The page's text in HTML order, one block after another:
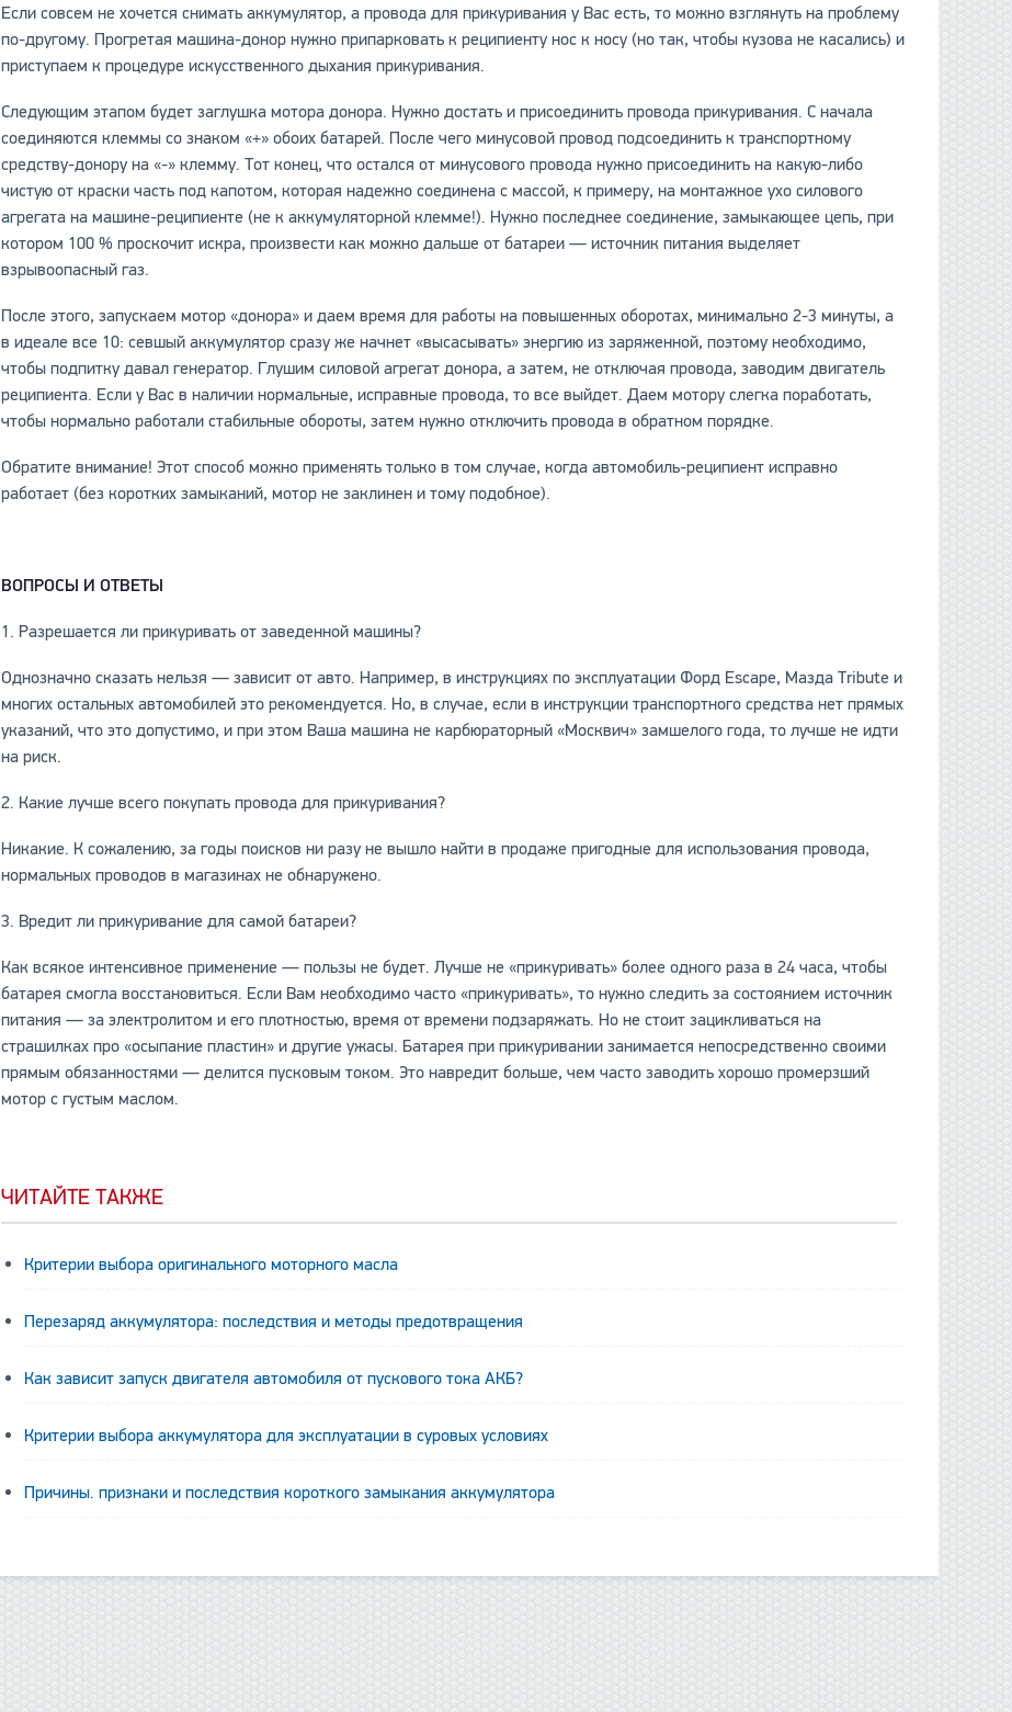
Если совсем не хочется снимать аккумулятор, а провода для прикуривания у Вас есть, то можно взглянуть на проблему
по-другому. Прогретая машина-донор нужно припарковать к реципиенту нос к носу (но так, чтобы кузова не касались) и
приступаем к процедуре искусственного дыхания прикуривания.
Следующим этапом будет заглушка мотора донора. Нужно достать и присоединить провода прикуривания. С начала
соединяются клеммы со знаком «+» обоих батарей. После чего минусовой провод подсоединить к транспортному
средству-донору на «-» клемму. Тот конец, что остался от минусового провода нужно присоединить на какую-либо
чистую от краски часть под капотом, которая надежно соединена с массой, к примеру, на монтажное ухо силового
агрегата на машине-реципиенте (не к аккумуляторной клемме!). Нужно последнее соединение, замыкающее цепь, при
котором 100 % проскочит искра, произвести как можно дальше от батареи — источник питания выделяет
взрывоопасный газ.
После этого, запускаем мотор «донора» и даем время для работы на повышенных оборотах, минимально 2-3 минуты, а
в идеале все 10: севшый аккумулятор сразу же начнет «высасывать» энергию из заряженной, поэтому необходимо,
чтобы подпитку давал генератор. Глушим силовой агрегат донора, а затем, не отключая провода, заводим двигатель
реципиента. Если у Вас в наличии нормальные, исправные провода, то все выйдет. Даем мотору слегка поработать,
чтобы нормально работали стабильные обороты, затем нужно отключить провода в обратном порядке.
Обратите внимание! Этот способ можно применять только в том случае, когда автомобиль-реципиент исправно
работает (без коротких замыканий, мотор не заклинен и тому подобное).
ВОПРОСЫ И ОТВЕТЫ
1. Разрешается ли прикуривать от заведенной машины?
Однозначно сказать нельзя — зависит от авто. Например, в инструкциях по эксплуатации Форд Escape, Maзда Tribute и
многих остальных автомобилей это рекомендуется. Но, в случае, если в инструкции транспортного средства нет прямых
указаний, что это допустимо, и при этом Ваша машина не карбюраторный «Москвич» замшелого года, то лучше не идти
на риск.
2. Какие лучше всего покупать провода для прикуривания?
Никакие. К сожалению, за годы поисков ни разу не вышло найти в продаже пригодные для использования провода,
нормальных проводов в магазинах не обнаружено.
3. Вредит ли прикуривание для самой батареи?
Как всякое интенсивное применение — пользы не будет. Лучше не «прикуривать» более одного раза в 24 часа, чтобы
батарея смогла восстановиться. Если Вам необходимо часто «прикуривать», то нужно следить за состоянием источник
питания — за электролитом и его плотностью, время от времени подзаряжать. Но не стоит зацикливаться на
страшилках про «осыпание пластин» и другие ужасы. Батарея при прикуривании занимается непосредственно своими
прямым обязанностями — делится пусковым током. Это навредит больше, чем часто заводить хорошо промерзший
мотор с густым маслом.
ЧИТАЙТЕ ТАКЖЕ
Критерии выбора оригинального моторного масла
Перезаряд аккумулятора: последствия и методы предотвращения
Как зависит запуск двигателя автомобиля от пускового тока АКБ?
Критерии выбора аккумулятора для эксплуатации в суровых условиях
Причины. признаки и последствия короткого замыкания аккумулятора
данные отсутствуют